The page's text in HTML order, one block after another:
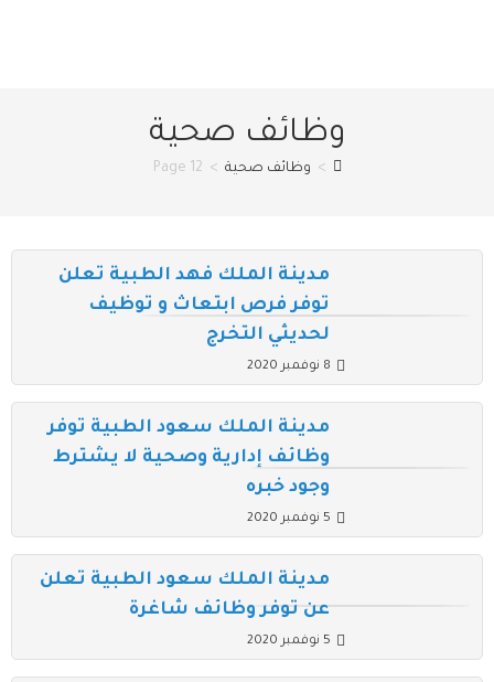
وظائف صحية
> وظائف صحية >
Page 12
مدينة الملك فهد الطبية تعلن
توفر فرص ابتعاث و توظيف
لحديثي التخرج
8 نوفمبر 2020
مدينة الملك سعود الطبية توفر
وظائف إدارية وصحية لا يشترط
وجود خبره
5 نوفمبر 2020
مدينة الملك سعود الطبية تعلن
عن توفر وظائف شاغرة
5 نوفمبر 2020